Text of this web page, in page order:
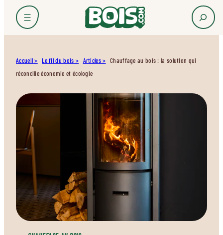
Accueil Le fil du bois Articles
Chauffage au bois : la solution qui
réconcilie économie et écologie